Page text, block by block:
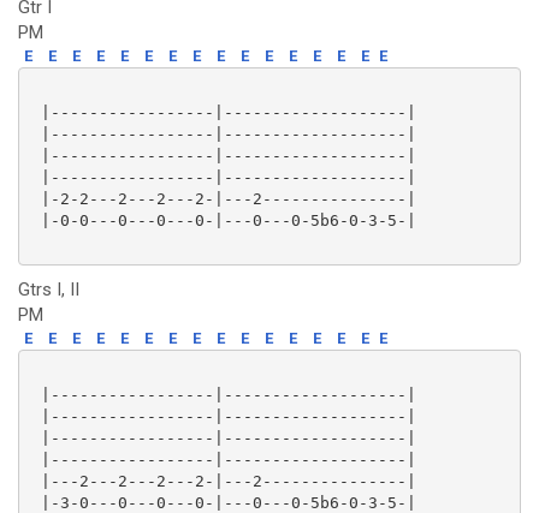
Gtr I
PM
E E E E E E E E E E E E E E E E
|-----------------|-------------------|
|-----------------|-------------------|
|-----------------|-------------------|
|-----------------|-------------------|
|-2-2---2---2---2-|---2---------------|
|-0-0---0---0---0-|---0---0-5b6-0-3-5-|
Gtrs I, II
PM
E E E E E E E E E E E E E E E E
|-----------------|-------------------|
|-----------------|-------------------|
|-----------------|-------------------|
|-----------------|-------------------|
|---2---2---2---2-|---2---------------|
|-3-0---0---0---0-|---0---0-5b6-0-3-5-|